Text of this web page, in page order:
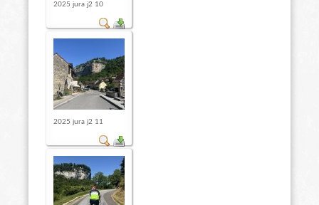
2025 jura j2 10
2025 jura j2 11